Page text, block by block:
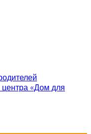
«Дом для